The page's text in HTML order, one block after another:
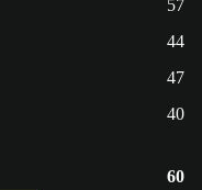
57
44
47
40
60